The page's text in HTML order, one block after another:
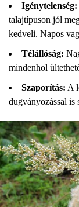
Igénytelenség:
talajtípuson jól
kedveli. Napos
Télállóság:
mindenhol
Szaporítás: A
dugványozással is